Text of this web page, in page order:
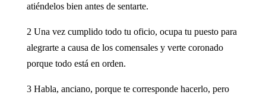
atiéndelos bien antes de sentarte.
2 Una vez cumplido todo tu oficio, ocupa tu puesto para
alegrarte a causa de los comensales y verte coronado
porque todo está en orden.
3 Habla, anciano, porque te corresponde hacerlo, pero